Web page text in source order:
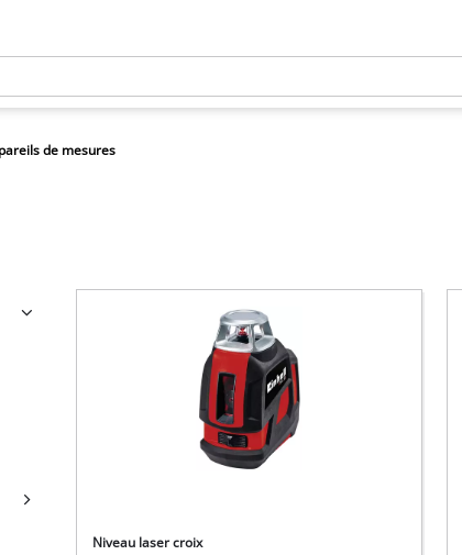
de mesures
Niveau laser croix